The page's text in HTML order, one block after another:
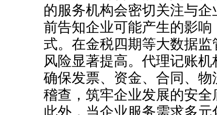
的服务机构会密切关注与
前告知企业可能产生的影
式。在金税四期等大数据
风险显著提高。代理记账
确保发票、资金、合同、物
稽查，筑牢企业发展的安全
此外，当企业服务需求多